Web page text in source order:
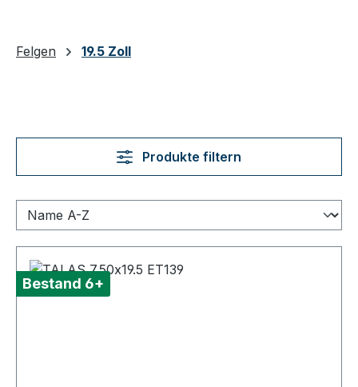
Felgen 19.5 Zoll
Produkte filtern
Bestand 6+